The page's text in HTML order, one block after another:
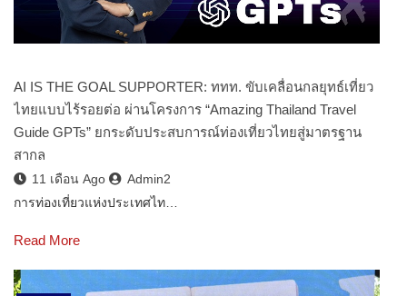
AI IS THE GOAL SUPPORTER: ททท. ขับเคลื่อนกลยุทธ์เที่ยว
ไทยแบบไร้รอยต่อ ผ่านโครงการ “Amazing Thailand Travel
Guide GPTs” ยกระดับประสบการณ์ท่องเที่ยวไทยสู่มาตรฐาน
สากล
11 เดือน Ago
Admin2
การท่องเที่ยวแห่งประเทศไท…
Read More